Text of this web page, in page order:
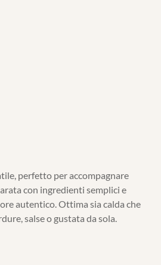
perfetto per accompagnare
con ingredienti semplici e
autentico. Ottima sia calda che
salse o gustata da sola.